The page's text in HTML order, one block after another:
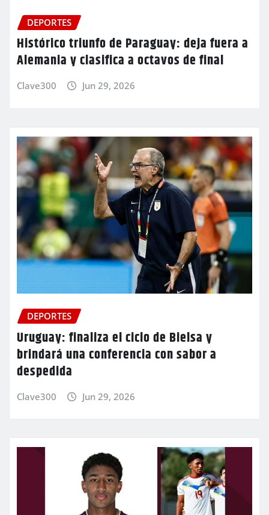
DEPORTES
Histórico triunfo de Paraguay: deja fuera a
Alemania y clasifica a octavos de final
Clave300 Jun 29, 2026
DEPORTES
Uruguay: finaliza el ciclo de Bielsa y
brindará una conferencia con sabor a
despedida
Clave300 Jun 29, 2026